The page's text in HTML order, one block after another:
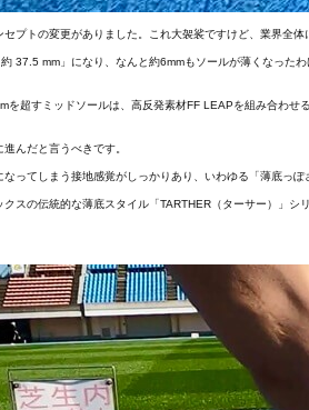
プトの変更がありました。これ大袈裟ですけど、業界全
37.5 mm」になり、なんと約6mmもソールが薄くなった
を超すミッドソールは、高反発素材FF LEAPを組み合わ
んだと言うべきです。
ってしまう接地感覚がしっかりあり、いわゆる「薄底っぽ
スの伝統的な薄底スタイル「TARTHER（ターサー）」